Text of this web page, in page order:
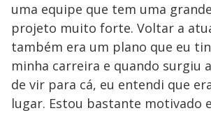
uma equipe que tem uma
projeto muito forte. Voltar a
também era um plano que eu
minha carreira e quando surgiu
de vir para cá, eu entendi que
lugar. Estou bastante motivado